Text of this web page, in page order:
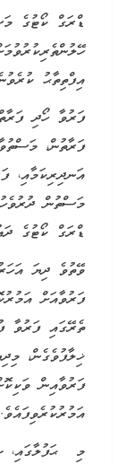
ޑްރަގް ކޯޓުގެ
އިފްތިތާޙު
ފަރުވާ ހޯދި
ފަރާތުން،
އަނދިރިކަމާއި،
މަސްތުން
ޑްރަގް ކޯޓުގެ
ތެރޭގައި ފަރުވާ
ފަރުވާއިން
އަމުރުކުރެވިފައެވެ.
މި ޙަފުލާގައި،